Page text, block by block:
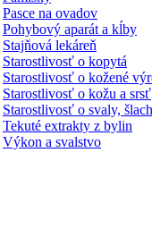
Pasce na ovadov
Pohybový aparát a kĺby
Stajňová lekáreň
Starostlivosť o kopytá
Starostlivosť o kožené
Starostlivosť o kožu a srsť
Starostlivosť o svaly,
Tekuté extrakty z bylin
Výkon a svalstvo